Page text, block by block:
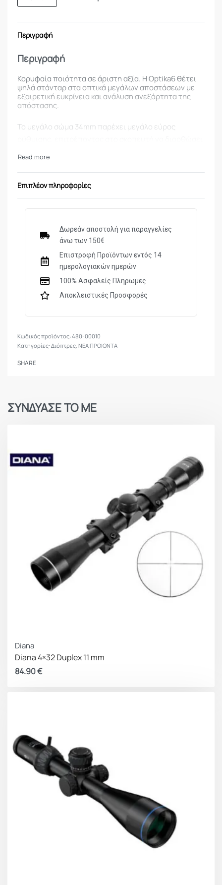
Περιγραφή
Περιγραφή
Κορυφαία ποιότητα σε άριστη αξία. Η Optika6 θέτει
ψηλά στάνταρ στα οπτικά μεγάλων αποστάσεων με
εξαιρετική ευκρίνεια και ανάλυση ανεξάρτητα της
απόστασης.
Το μεγάλο σώμα 34mm παρέχει μεγάλο εύρος
Όλες οι 5-30×56 είναι First Focal Plane (FFP) με εύκολη
ρύθμιση χωρίς εργαλεία και zero stop.
Χαρακτηριστικά:
Αντικειμενικός φακός 56mm
Focal Plane Position FFP
Σώμα
Οπτικό πεδίο (m/100m)
Μεταβολή ανά κλικ 1cm/ 100m
1.039 g
Επιπλέον πληροφορίες
Δωρεάν αποστολή για παραγγελίες
άνω των 150€
Επιστροφή Προϊόντων εντός 14
ημερολογιακών ημερών
100% Ασφαλείς Πληρωμες
Αποκλειστικές Προσφορές
480-00010
Κατηγορίες:Διόπτρες, ΝΕΑ ΠΡΟΙΟΝΤΑ
SHARE
ΣΥΝΔΥΑΣΕ ΤΟ ΜΕ
Diana
Diana 4×32 Duplex 11 mm
84.90€